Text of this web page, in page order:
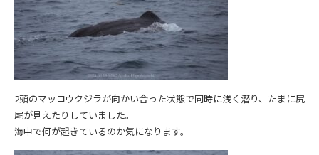
2頭のマッコウクジラが向かい合った状態で同時に浅く潜り、たまに尻
尾が見えたりしていました。
海中で何が起きているのか気になります。